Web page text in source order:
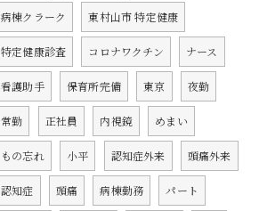
病棟クラーク 東村山市 特定健康
特定健康診査 コロナワクチン ナース
看護助手 保育所完備 東京 夜勤
常勤 正社員 内視鏡 めまい
もの忘れ 小平 認知症外来 頭痛外来
認知症 頭痛 病棟勤務 パート